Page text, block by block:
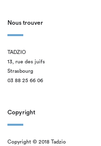
Nous trouver
TADZIO
13, rue des juifs
Strasbourg
03 88 25 66 06
Copyright
Copyright © 2018 Tadzio